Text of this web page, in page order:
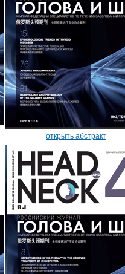
открыть абстракт